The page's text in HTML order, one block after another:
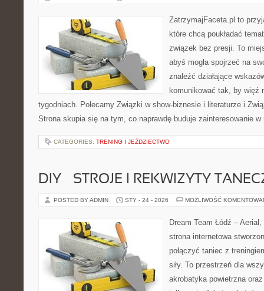
ZatrzymajFaceta.pl to
które chcą poukładać
związek bez presji. To
abyś mogła spojrzeć na
znaleźć działające
komunikować tak, by więź
tygodniach. Polecamy Związki w show-biznesie i literaturze i
Strona skupia się na tym, co naprawdę buduje zainteresowanie
CATEGORIES: TRENING I JEŹDZIECTWO
DIY – STROJE I REKWIZYTY
POSTED BY ADMIN STY - 24 - 2026 MOŻLIWOŚĆ
Dream Team Łódź –
strona internetowa
połączyć taniec z
siły. To przestrzeń dla
akrobatyka powietrzna